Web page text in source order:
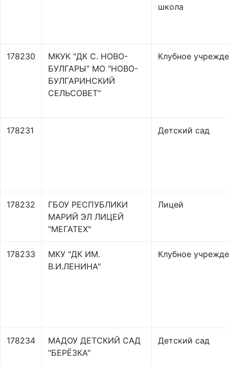
школа
178230
МКУК "ДК С. НОВО-
БУЛГАРЫ" МО "НОВО-
БУЛГАРИНСКИЙ
СЕЛЬСОВЕТ"
Клубное
178231 Детский сад
178232
ГБОУ РЕСПУБЛИКИ
МАРИЙ ЭЛ ЛИЦЕЙ
"МЕГАТЕХ"
Лицей
178233
МКУ "ДК ИМ.
В.И.ЛЕНИНА"
Клубное
178234
МАДОУ ДЕТСКИЙ САД
"БЕРЁЗКА"
Детский сад